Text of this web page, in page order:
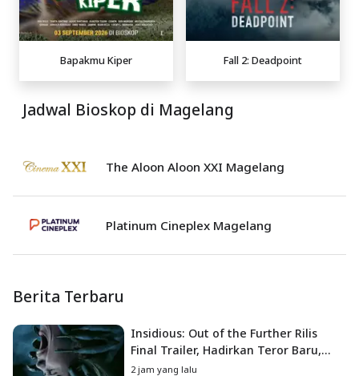
Bapakmu Kiper Fall 2: Deadpoint
Jadwal Bioskop di Magelang
The Aloon Aloon XXI Magelang
Platinum Cineplex Magelang
Berita Terbaru
Insidious: Out of the Further Rilis
Final Trailer, Hadirkan Teror Baru,
Iblis Kini Masuk ke Dunia Manusia
2 jam yang lalu